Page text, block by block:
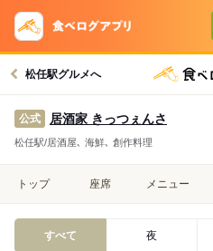
松任駅グルメへ
公式 居酒家 きっつぇんさ
松任駅/居酒屋､ 海鮮､ 創作料理
トップ 座席 メニュー
すべて 夜